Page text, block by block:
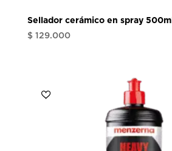
Sellador cerámico en spray 500ml
$ 129.000